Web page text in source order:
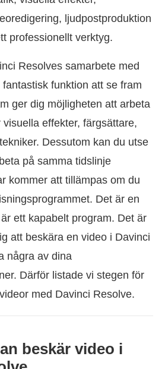
ljudpostproduktion
professionellt verktyg.
Resolves samarbete med
funktion att se fram
ger dig möjligheten att arbeta
effekter, färgsättare,
Dessutom kan du utse
på samma tidslinje
kommer att tillämpas om du
Det är en
ett kapabelt program. Det är
att beskära en video i Davinci
några av dina
Därför listade vi stegen för
med Davinci Resolve.
beskär video i